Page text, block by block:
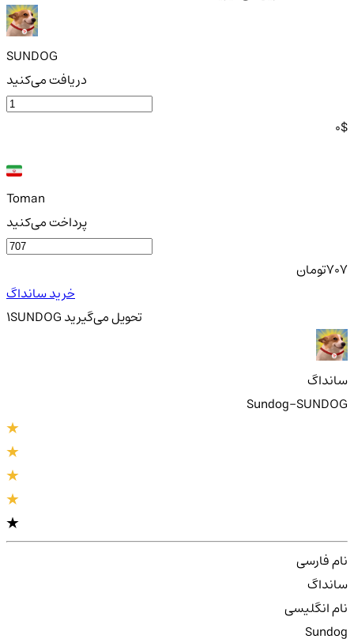
SUNDOG
دریافت می‌کنید
0$
Toman
پرداخت می‌کنید
707تومان
خرید سانداگ
1SUNDOG تحویلمی‌گیرید
سانداگ
Sundog-SUNDOG
نام فارسی
سانداگ
نام انگلیسی
Sundog